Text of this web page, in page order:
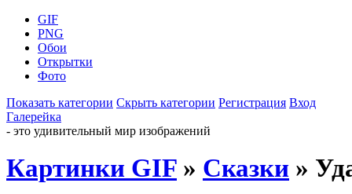
GIF
PNG
Обои
Открытки
Фото
Показать категории Скрыть категории Регистрация Вход
Галерейка
- это удивительный мир изображений
Картинки GIF » Сказки »